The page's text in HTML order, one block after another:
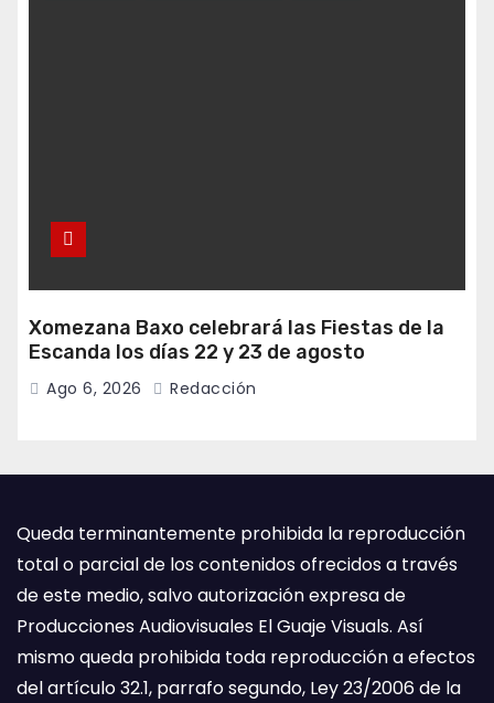
Xomezana Baxo celebrará las Fiestas de la
Escanda los días 22 y 23 de agosto
Ago 6, 2026 Redacción
Queda terminantemente prohibida la reproducción
total o parcial de los contenidos ofrecidos a través
de este medio, salvo autorización expresa de
Producciones Audiovisuales El Guaje Visuals. Así
mismo queda prohibida toda reproducción a efectos
del artículo 32.1, parrafo segundo, Ley 23/2006 de la